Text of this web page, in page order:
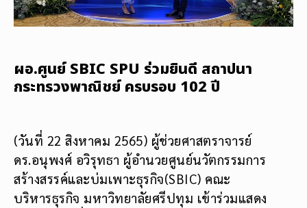
ผอ.ศูนย์ SBIC SPU ร่วมยินดี สถาปนา
กระทรวงพาณิชย์ ครบรอบ 102 ปี
(วันที่ 22 สิงหาคม 2565) ผู้ช่วยศาสตราจารย์
ดร.อนุพงศ์ อวิรุทธา ผู้อำนวยศูนย์นวัตกรรมการ
สร้างสรรค์และบ่มเพาะธุรกิจ(SBIC) คณะ
บริหารธุรกิจ มหาวิทยาลัยศรีปทุม เข้าร่วมแสดง